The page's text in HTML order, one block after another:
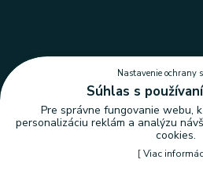
Nastavenie ochrany
Súhlas s
Pre správne fungovanie webu,
personalizáciu reklám a analýzu
cookies.
[Viac